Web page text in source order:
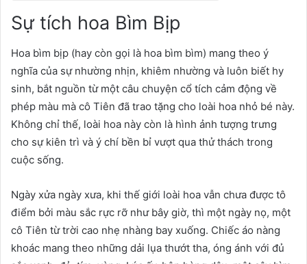
Sự tích hoa Bìm Bịp
Hoa bìm bịp (hay còn gọi là hoa bìm bìm) mang theo ý
nghĩa của sự nhường nhịn, khiêm nhường và luôn biết hy
sinh, bắt nguồn từ một câu chuyện cổ tích cảm động về
phép màu mà cô Tiên đã trao tặng cho loài hoa nhỏ bé này.
Không chỉ thế, loài hoa này còn là hình ảnh tượng trưng
cho sự kiên trì và ý chí bền bỉ vượt qua thử thách trong
cuộc sống.
Ngày xửa ngày xưa, khi thế giới loài hoa vẫn chưa được tô
điểm bởi màu sắc rực rỡ như bây giờ, thì một ngày nọ, một
cô Tiên từ trời cao nhẹ nhàng bay xuống. Chiếc áo nàng
khoác mang theo những dải lụa thướt tha, óng ánh với đủ